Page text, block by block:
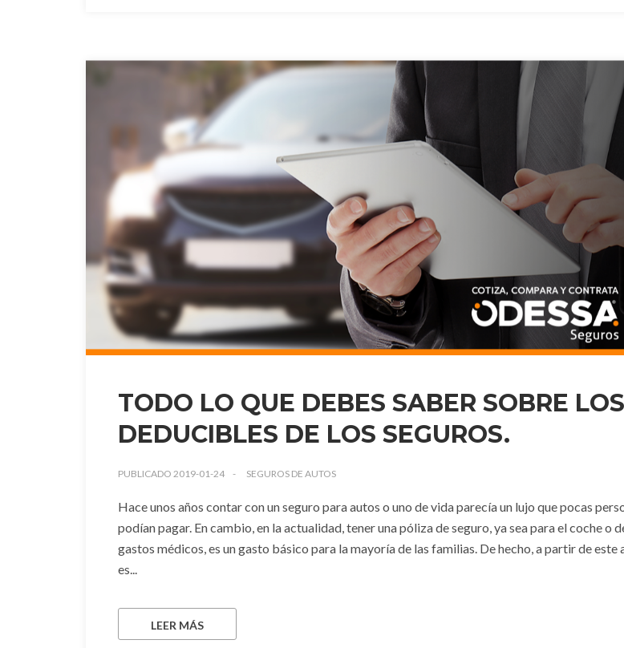
TODO LO QUE DEBES SABER SOBRE LOS
DEDUCIBLES DE LOS SEGUROS.
PUBLICADO 2019-01-24 SEGUROS DE AUTOS
Hace unos años contar con un seguro para autos o uno de vida parecía un lujo que pocas
podían pagar. En cambio, en la actualidad, tener una póliza de seguro, ya sea para el coche o
gastos médicos, es un gasto básico para la mayoría de las familias. De hecho, a partir de este
es...
LEER MÁS